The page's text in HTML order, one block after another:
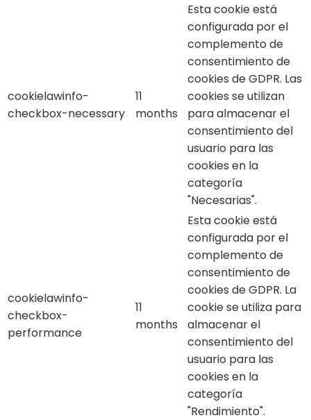
cookielawinfo-
checkbox-necessary
11
months
Esta cookie está
configurada por el
complemento de
consentimiento de
cookies de GDPR. Las
cookies se utilizan
para almacenar el
consentimiento del
usuario para las
cookies en la
categoría
"Necesarias".
cookielawinfo-
checkbox-
performance
11
months
Esta cookie está
configurada por el
complemento de
consentimiento de
cookies de GDPR. La
cookie se utiliza para
almacenar el
consentimiento del
usuario para las
cookies en la
categoría
"Rendimiento".